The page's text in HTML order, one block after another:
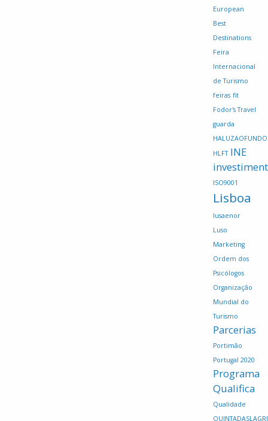
European
Best
Destinations
Feira
Internacional
de Turismo
feiras fit
Fodor's Travel
guarda
HLFT INE
ISO9001
Lisboa
lusaenor
Luso
Marketing
Ordem dos
Psicólogos
Organização
Mundial do
Turismo
Parcerias
Portimão
Portugal 2020
Programa
Qualifica
Qualidade